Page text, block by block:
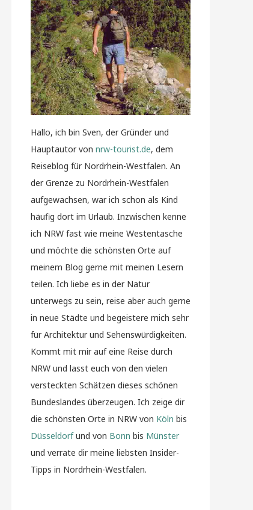
Hallo, ich bin Sven, der Gründer und
Hauptautor von nrw-tourist.de, dem
Reiseblog für Nordrhein-Westfalen. An
der Grenze zu Nordrhein-Westfalen
aufgewachsen, war ich schon als Kind
häufig dort im Urlaub. Inzwischen kenne
ich NRW fast wie meine Westentasche
und möchte die schönsten Orte auf
meinem Blog gerne mit meinen Lesern
teilen. Ich liebe es in der Natur
unterwegs zu sein, reise aber auch gerne
in neue Städte und begeistere mich sehr
für Architektur und Sehenswürdigkeiten.
Kommt mit mir auf eine Reise durch
NRW und lasst euch von den vielen
versteckten Schätzen dieses schönen
Bundeslandes überzeugen. Ich zeige dir
die schönsten Orte in NRW von Köln bis
Düsseldorfund von Bonn bis Münster
und verrate dir meine liebsten Insider-
Tipps in Nordrhein-Westfalen.